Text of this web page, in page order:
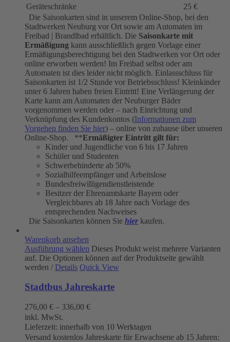
Geräteschränke
25 €
Die Saisonkarten sind in unserem Online-Shop, bei den
Stadtwerken Neuburg vor Ort sowie am Automaten im
Freibad | Brandlbad erhältlich. Die Saisonkarte mit
Ermäßigung kann ausschließlich gegen Vorlage einer
Ermäßigungsberechtigung bei den Stadtwerken vor Ort oder
online erworben werden! Im Freibad selbst oder am
Automaten ist dies leider nicht möglich. Einlassschluss für
Saisonkarten ist 1/2 Stunde vor Betriebsschluss! Kleinkinder
unter 6 Jahren haben freien Eintritt! Eine Verlängerung der
Karte kann am Automaten der Neuburger Bäder
vorgenommen werden oder – nach Einrichtung und
Verknüpfung des Kundenkontos (Informationen zum
Vorgehen finden Sie hier) – online von zuhause über unseren
Online-Shop. **Ermäßigter Eintritt gilt für:
Kinder und Jugendliche von 6 bis 17 Jahren
Schüler und Studenten
Schwerbehinderte ab 50%
Sozialhilfeempfänger und Arbeitslose
Bundesfreiwilligendienstleistende
Besitzer der Ehrenamtskarte Bayern oder
Vergleichbares ab 18 Jahre nach Vorlage des
entsprechenden Nachweises
Die Saisonkarten können Sie hier kaufen.
Warenkorb ansehen
Ausführung wählen Dieses Produkt weist mehrere Varianten
auf. Die Optionen können auf der Produktseite gewählt
werden / Details Quick View
Stadtbus Jahreskarte
276,00 € – 336,00 €
inkl. MwSt.
Lieferzeit: innerhalb von 10 Werktagen
Versand kostenlos Jahreskarte für Erwachsene ab 15 Jahren: